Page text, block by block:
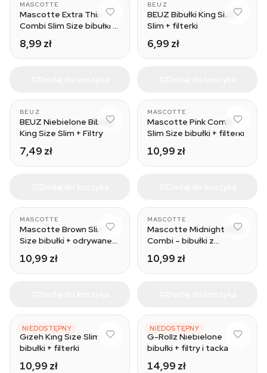
MASCOTTE
Mascotte Extra Thin
Combi Slim Size bibułki +
8,99 zł
BEUZ
BEUZ Bibułki King Size
Slim + filterki
6,99 zł
BEUZ
BEUZ Niebielone Bibułki
King Size Slim + Filtry
7,49 zł
MASCOTTE
Mascotte Pink Combi
Slim Size bibułki + filterki
10,99 zł
MASCOTTE
Mascotte Brown Slim
Size bibułki + odrywane
10,99 zł
MASCOTTE
Mascotte Midnight Slim
Combi – bibułki z
filterkami
10,99 zł
NIEDOSTĘPNY
GIZEH
Gizeh King Size Slim
bibułki + filterki
10,99 zł
NIEDOSTĘPNY
G-ROLLZ
G-Rollz Niebielone
bibułki + filtry i tacka
14,99 zł